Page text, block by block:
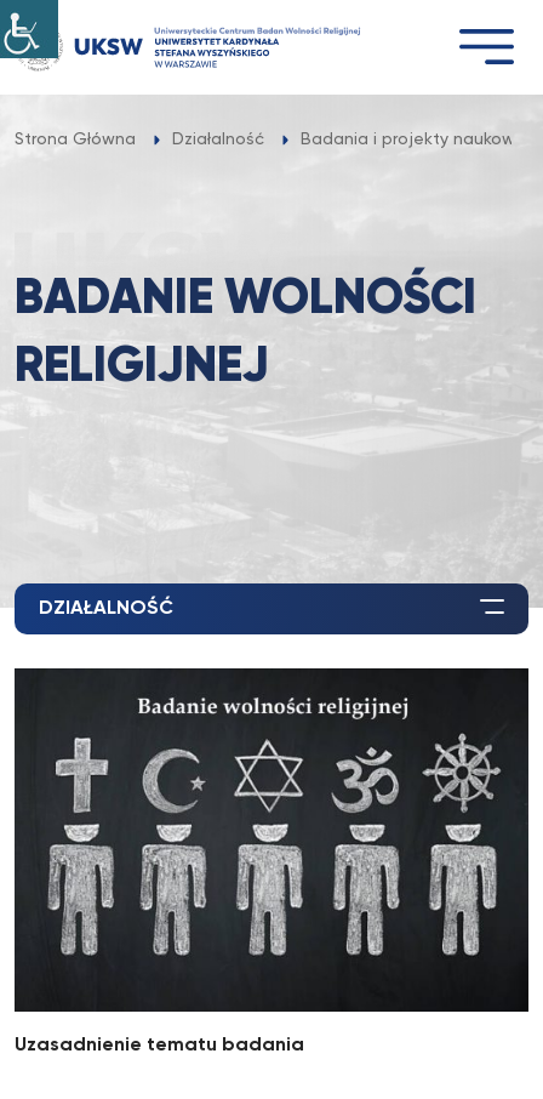
Przejdź
do
treści
Strona Główna Działalność Badania i projekty naukowe
BADANIE WOLNOŚCI
RELIGIJNEJ
DZIAŁALNOŚĆ
Uzasadnienie tematu badania